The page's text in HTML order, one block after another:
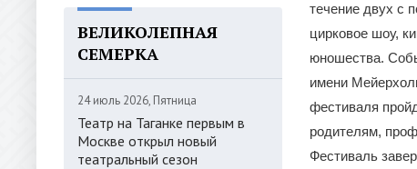
ВЕЛИКОЛЕПНАЯ
СЕМЕРКА
24 июль 2026, Пятница
Театр на Таганке первым в
Москве открыл новый
театральный сезон
течение двух с
цирковое шоу,
юношества.
имени
фестиваля
родителям,
Фестиваль